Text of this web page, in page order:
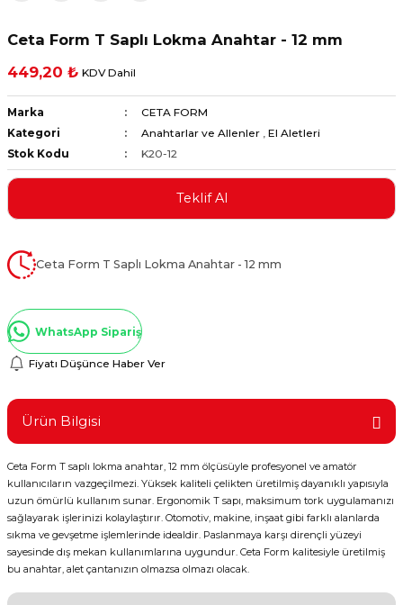
Kaplamalar
ve Multimetreler
ve Penseler
Aletleri
Ceta Form T Saplı Lokma Anahtar - 12 mm
449,20 ₺ KDV Dahil
Marka
CETA FORM
Kategori
Anahtarlar ve Allenler , El Aletleri
Stok Kodu
K20-12
Teklif Al
Ceta Form T Saplı Lokma Anahtar - 12 mm
WhatsApp Sipariş
Fiyatı Düşünce Haber Ver
Ürün Bilgisi
Ceta Form T saplı lokma anahtar, 12 mm ölçüsüyle profesyonel ve amatör
kullanıcıların vazgeçilmezi. Yüksek kaliteli çelikten üretilmiş dayanıklı yapısıyla
uzun ömürlü kullanım sunar. Ergonomik T sapı, maksimum tork uygulamanızı
sağlayarak işlerinizi kolaylaştırır. Otomotiv, makine, inşaat gibi farklı alanlarda
sıkma ve gevşetme işlemlerinde idealdir. Paslanmaya karşı dirençli yüzeyi
sayesinde dış mekan kullanımlarına uygundur. Ceta Form kalitesiyle üretilmiş
bu anahtar, alet çantanızın olmazsa olmazı olacak.